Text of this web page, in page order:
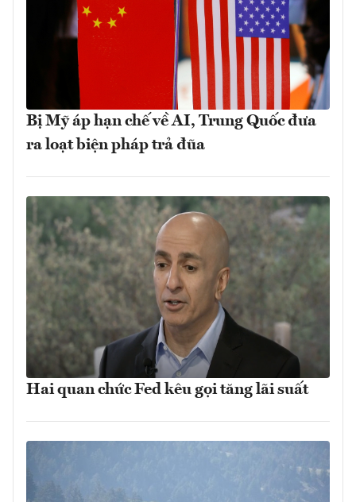
Bị Mỹ áp hạn chế về AI, Trung Quốc đưa
ra loạt biện pháp trả đũa
Hai quan chức Fed kêu gọi tăng lãi suất